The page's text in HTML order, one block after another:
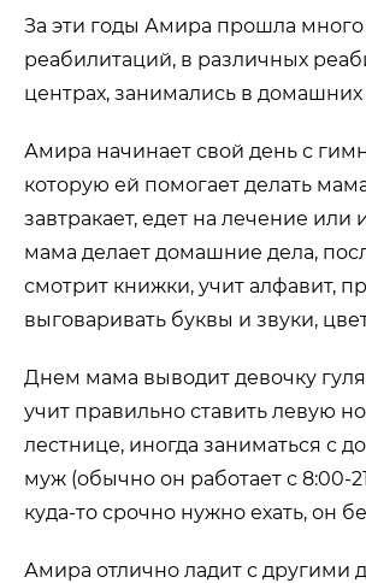
За эти годы Амира прошла много
реабилитаций, в различных
центрах, занимались в домашних
Амира начинает свой день с
которую ей помогает делать
завтракает, едет на лечение или
мама делает домашние дела,
смотрит книжки, учит алфавит,
выговаривать буквы и звуки,
Днем мама выводит девочку
учит правильно ставить левую
лестнице, иногда заниматься с
муж (обычно он работает с 8:00-
куда-то срочно нужно ехать, он
Амира отлично ладит с другими